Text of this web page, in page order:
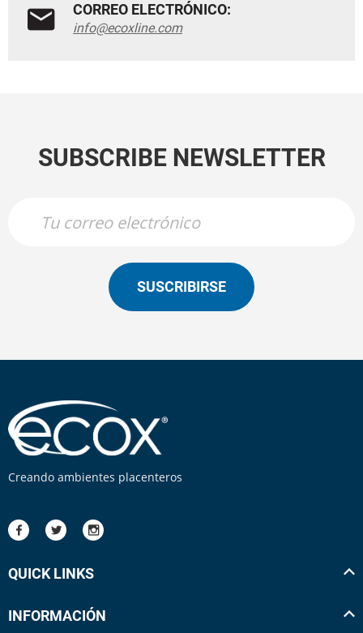
CORREO ELECTRÓNICO:
info@ecoxline.com
SUBSCRIBE NEWSLETTER
SUSCRIBIRSE
Creando ambientes placenteros
QUICK LINKS
INFORMACIÓN